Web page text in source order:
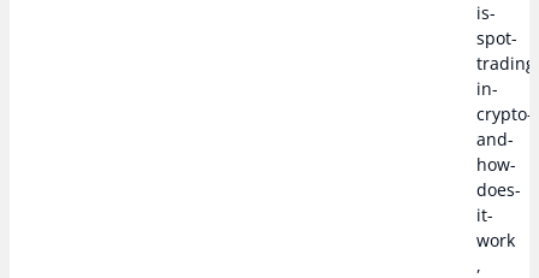
is-
spot-
in-
crypto-
and-
how-
does-
it-
work
,